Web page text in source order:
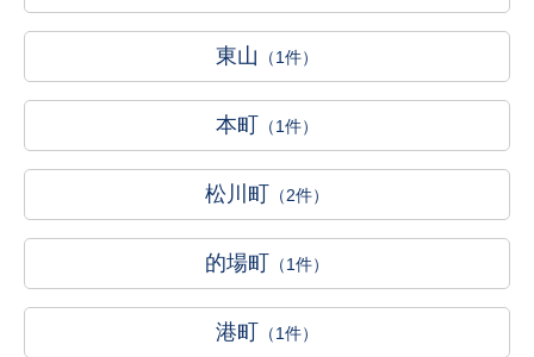
東山 （1件）
本町 （1件）
松川町 （2件）
的場町 （1件）
港町 （1件）